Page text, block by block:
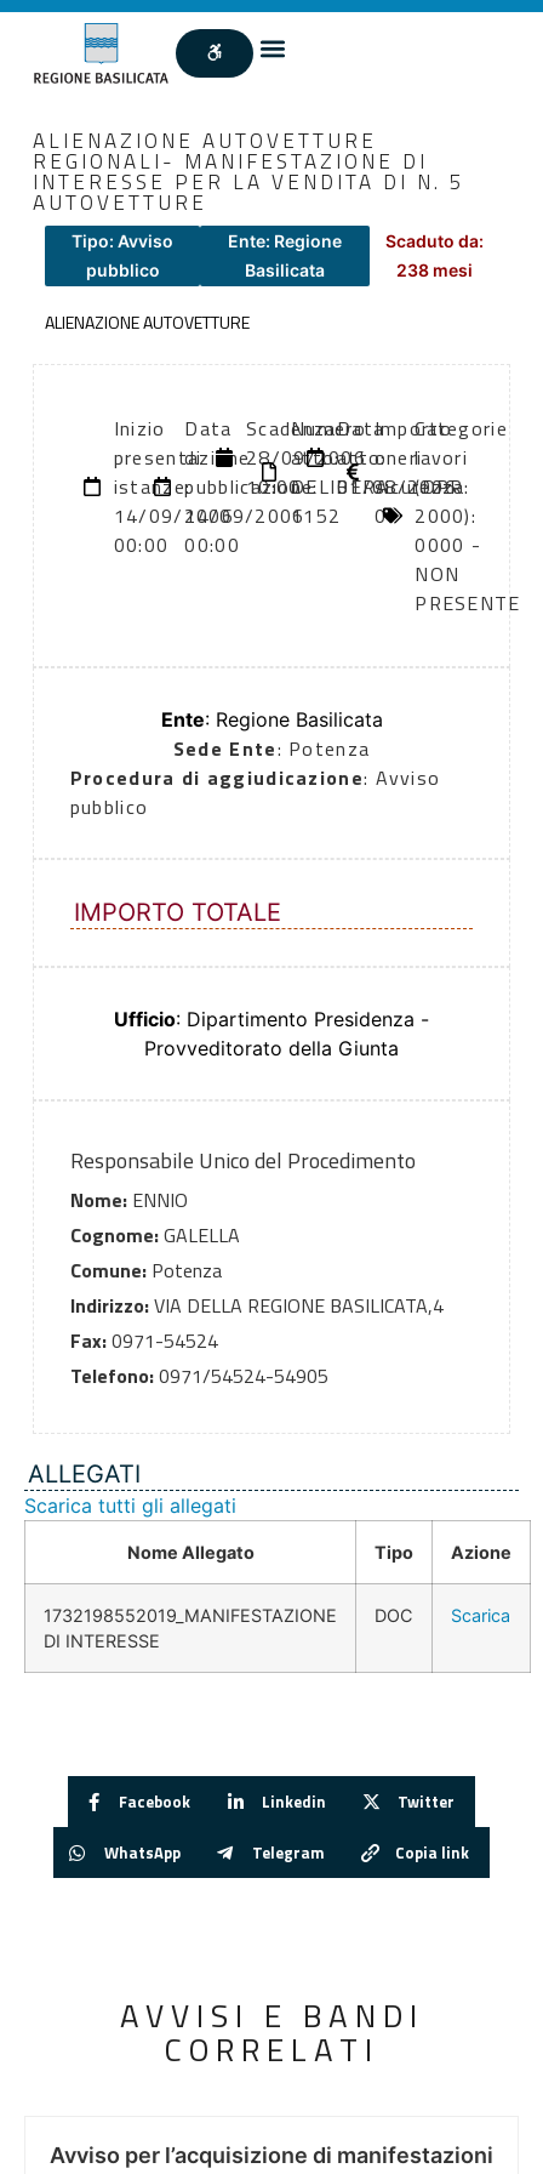
ALIENAZIONE AUTOVETTURE
REGIONALI- MANIFESTAZIONE DI
INTERESSE PER LA VENDITA DI N. 5
AUTOVETTURE
Tipo: Avviso
pubblico
Ente: Regione
Basilicata
Scaduto da:
238 mesi
ALIENAZIONE AUTOVETTURE
Inizio
presentazione
istanze:
14/09/2006
00:00
Data
di
pubblicazione:
14/09/2006
00:00
Scadenza:
28/09/2006
10:00
Numero
atto:
DELIBERA
1152
Data
atto:
01/08/2006
Importo
oneri
sicurezza:
0
Categorie
lavori
(DPR
2000):
0000 -
NON
PRESENTE
Ente: Regione Basilicata
Sede Ente: Potenza
Procedura di aggiudicazione: Avviso
pubblico
IMPORTO TOTALE
Ufficio: Dipartimento Presidenza -
Provveditorato della Giunta
Responsabile Unico del Procedimento
Nome:ENNIO
Cognome:GALELLA
Comune:Potenza
Indirizzo:VIA DELLA REGIONE BASILICATA,4
Fax:0971-54524
Telefono:0971/54524-54905
ALLEGATI
Scarica tutti gli allegati
Nome Allegato Tipo Azione
1732198552019_MANIFESTAZIONE
DI INTERESSE
DOC Scarica
Facebook Linkedin Twitter
WhatsApp Telegram Copia link
AVVISI E BANDI
CORRELATI
Avviso per l’acquisizione di manifestazioni